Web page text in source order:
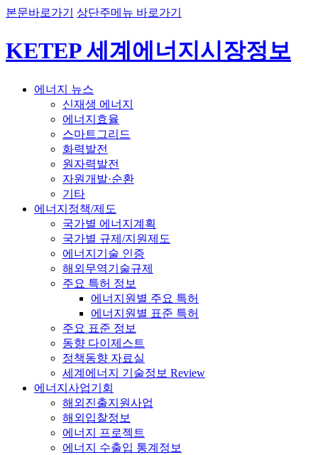
본문바로가기 상단주메뉴 바로가기
KETEP 세계에너지시장정보
에너지 뉴스
신재생 에너지
에너지효율
스마트그리드
화력발전
원자력발전
자원개발·순환
기타
에너지정책/제도
국가별 에너지계획
국가별 규제/지원제도
에너지기술 인증
해외무역기술규제
주요 특허 정보
에너지원별 주요 특허
에너지원별 표준 특허
주요 표준 정보
동향 다이제스트
정책동향 자료실
세계에너지 기술정보 Review
에너지사업기회
해외진출지원사업
해외입찰정보
에너지 프로젝트
에너지 수출입 통계정보